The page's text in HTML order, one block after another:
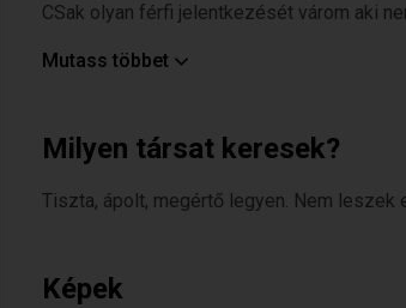
CSak olyan férfi jelentkezését várom aki
Elizabeth Barrett Browning, a költőnő szerint:
Sajnos nem vagyok sovány, sőőőőőt
VAN ITT VALAKI, AKI VALÓBAN TÁRSAT
*moderálva* pár nap múlva megszünik az
Mutass többet
Milyen társat keresek?
Tiszta, ápolt, megértő legyen. Nem leszek
Képek